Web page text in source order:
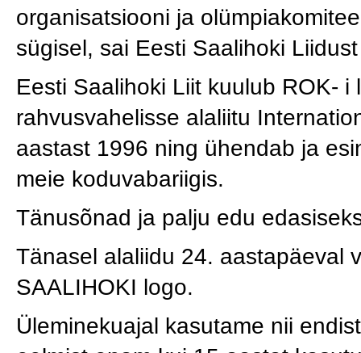
organisatsiooni ja
sügisel, sai Eesti Saalihoki
Eesti Saalihoki Liit kuulub ROK-
rahvusvahelisse alaliitu
aastast 1996 ning ühendab ja
meie koduvabariigis.
Tänusõnad ja palju edu
Tänasel alaliidu 24. aastapäeval
SAALIHOKI logo.
Üleminekuajal kasutame nii